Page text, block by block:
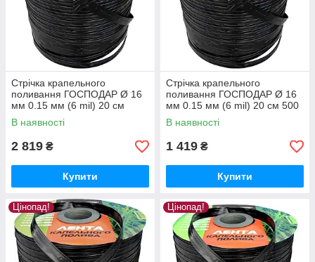
Стрічка крапельного
поливання ГОСПОДАР Ø 16
мм 0.15 мм (6 mil) 20 см
1000 м 92-1121
В наявності
2 819 ₴
Купити
Стрічка крапельного
поливання ГОСПОДАР Ø 16
мм 0.15 мм (6 mil) 20 см 500
м 92-1120
В наявності
1 419 ₴
Купити
Цінопад! Цінопад!